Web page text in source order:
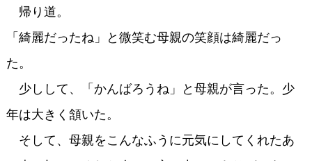
帰り道。
「綺麗だったね」と微笑む母親の笑顔は綺麗だっ
た。
少しして、「かんばろうね」と母親が言った。少
年は大きく頷いた。
そして、母親をこんなふうに元気にしてくれたあ